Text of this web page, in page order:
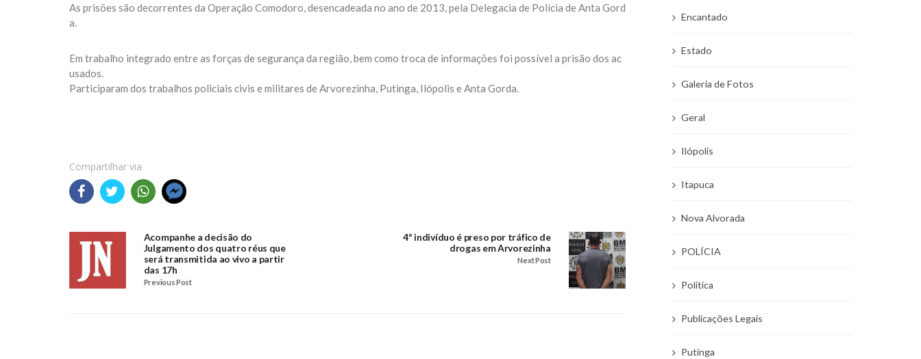
As prisões são decorrentes da Operação Comodoro, desencadeada no ano de 2013, pela Delegacia de Polícia de Anta Gord
a.
Em trabalho integrado entre as forças de segurança da região, bem como troca de informações foi possível a prisão dos ac
usados.
Participaram dos trabalhos policiais civis e militares de Arvorezinha, Putinga, Ilópolis e Anta Gorda.
Compartilhar via
Acompanhe a decisão do
Julgamento dos quatro réus que
será transmitida ao vivo a partir
das 17h
Previous Post
4º indivíduo é preso por tráfico de
drogas em Arvorezinha
Next Post
Encantado
Estado
Galeria de Fotos
Geral
Ilópolis
Itapuca
Nova Alvorada
POLÍCIA
Politíca
Publicações Legais
Putinga